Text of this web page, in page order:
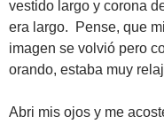
vestido largo y corona
era largo. Pense, que
imagen se volvió pero
orando, estaba muy
Abri mis ojos y me